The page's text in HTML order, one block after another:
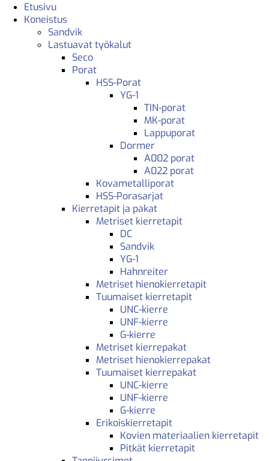
Etusivu
Koneistus
Sandvik
Lastuavat työkalut
Seco
Porat
HSS-Porat
YG-1
TIN-porat
MK-porat
Lappuporat
Dormer
A002 porat
A022 porat
Kovametalliporat
HSS-Porasarjat
Kierretapit ja pakat
Metriset kierretapit
DC
Sandvik
YG-1
Hahnreiter
Metriset hienokierretapit
Tuumaiset kierretapit
UNC-kierre
UNF-kierre
G-kierre
Metriset kierrepakat
Metriset hienokierrepakat
Tuumaiset kierrepakat
UNC-kierre
UNF-kierre
G-kierre
Erikoiskierretapit
Kovien materiaalien kierretapit
Pitkät kierretapit